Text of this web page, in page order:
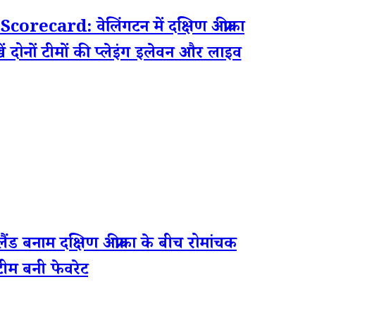
वेलिंगटन में दक्षिण अफ्रीका
टीमों की प्लेइंग इलेवन और लाइव
दक्षिण अफ्रीका के बीच रोमांचक
बनी फेवरेट